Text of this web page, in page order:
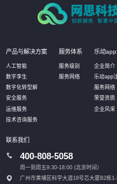
产品与解决方案
人工智能
数字孪生
数字化转型解
安全服务
运维服务
技术咨询服务
服务体系
服务级别
服务网络
乐动
企业简介
乐动app
服务网络
荣誉资质
企业风采
联系我们
400-808-5058
周一到周五9:30-18:00 (北京时间）
广州市黄埔区科学大道18号芯大厦B2栋